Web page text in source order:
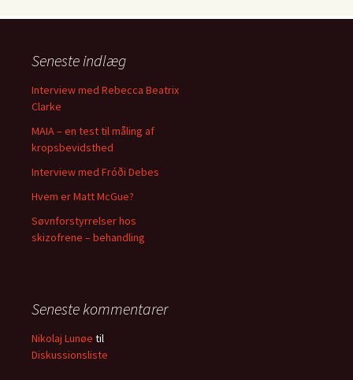
Seneste indlæg
Interview med Rebecca Beatrix
Clarke
MAIA – en test til måling af
kropsbevidsthed
Interview med Fróði Debes
Hvem er Matt McGue?
Søvnforstyrrelser hos
skizofrene – behandling
Seneste kommentarer
Nikolaj Lunøe til
Diskussionsliste